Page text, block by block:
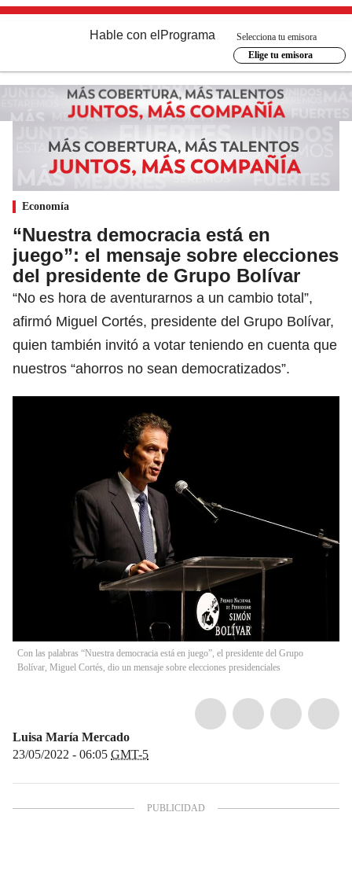
Hable con el Programa
Selecciona tu emisora
Elige tu emisora
Economía
“Nuestra democracia está en
juego”: el mensaje sobre elecciones
del presidente de Grupo Bolívar
“No es hora de aventurarnos a un cambio total”,
afirmó Miguel Cortés, presidente del Grupo Bolívar,
quien también invitó a votar teniendo en cuenta que
nuestros “ahorros no sean democratizados”.
Con las palabras “Nuestra democracia está en juego”, el presidente del Grupo
Bolívar, Miguel Cortés, dio un mensaje sobre elecciones presidenciales
Luisa María Mercado
23/05/2022 - 06:05 GMT-5